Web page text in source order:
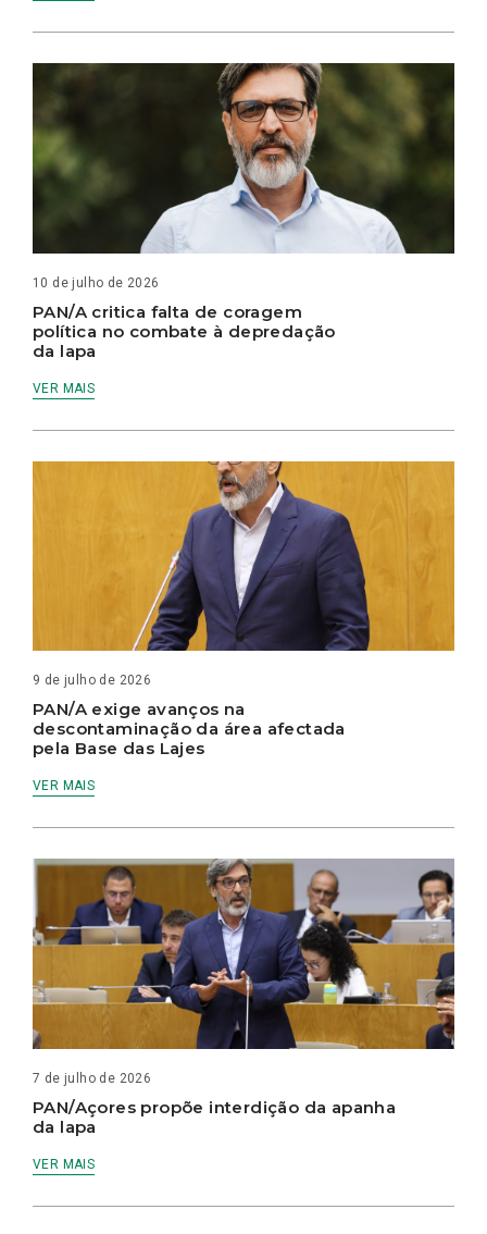
10 de julho de 2026
PAN/A critica falta de coragem
política no combate à depredação
da lapa
VER MAIS
9 de julho de 2026
PAN/A exige avanços na
descontaminação da área afectada
pela Base das Lajes
VER MAIS
7 de julho de 2026
PAN/Açores propõe interdição da apanha
da lapa
VER MAIS